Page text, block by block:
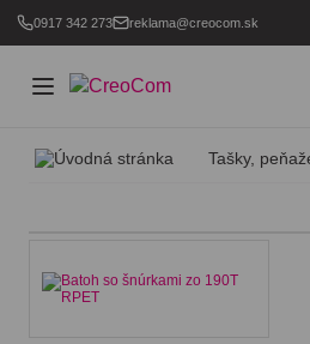
0917 342 273 reklama@creocom.sk
Tašky,